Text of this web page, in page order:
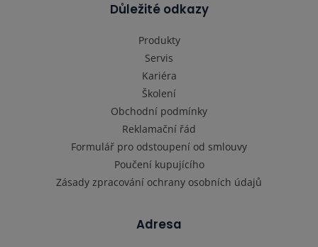
Důležité odkazy
Produkty
Servis
Kariéra
Školení
Obchodní podmínky
Reklamační řád
Formulář pro odstoupení od smlouvy
Poučení kupujícího
Zásady zpracování ochrany osobních údajů
Adresa